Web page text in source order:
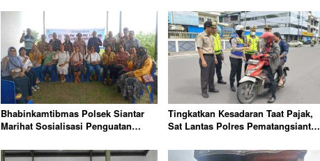
Bhabinkamtibmas Polsek Siantar
Marihat Sosialisasi Penguatan
Tingkatkan Kesadaran Taat Pajak,
Sat Lantas Polres Pematangsiantar